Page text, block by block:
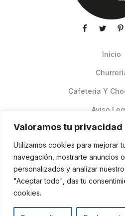
Valoramos tu privacidad
Utilizamos cookies para mejorar
navegación, mostrarte anuncios
personalizados y analizar
"Aceptar todo", das tu
cookies.
Inicio
Cafeteria Y
Aviso
Pedidos